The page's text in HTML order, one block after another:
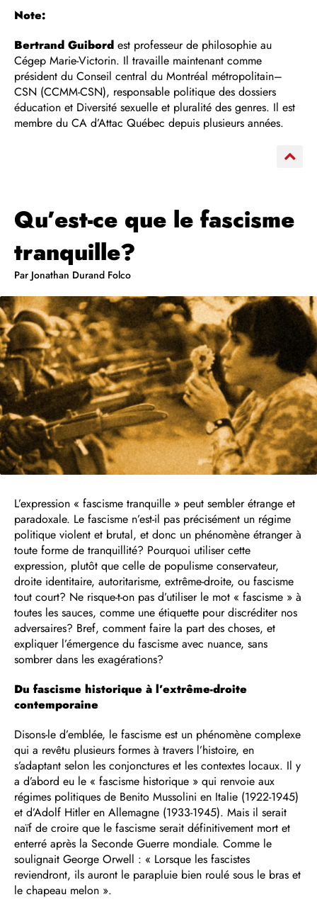
Note:
Bertrand Guibord est professeur de philosophie au
Cégep Marie-Victorin. Il travaille maintenant comme
président du Conseil central du Montréal métropolitain–
CSN (CCMM-CSN), responsable politique des dossiers
éducation et Diversité sexuelle et pluralité des genres. Il est
membre du CA d’Attac Québec depuis plusieurs années.
Qu’est-ce que le fascisme
tranquille?
Par Jonathan Durand Folco
L’expression « fascisme tranquille » peut sembler étrange et
paradoxale. Le fascisme n’est-il pas précisément un régime
politique violent et brutal, et donc un phénomène étranger à
toute forme de tranquillité? Pourquoi utiliser cette
expression, plutôt que celle de populisme conservateur,
droite identitaire, autoritarisme, extrême-droite, ou fascisme
tout court? Ne risque-t-on pas d’utiliser le mot « fascisme » à
toutes les sauces, comme une étiquette pour discréditer nos
adversaires? Bref, comment faire la part des choses, et
expliquer l’émergence du fascisme avec nuance, sans
sombrer dans les exagérations?
Du fascisme historique à l’extrême-droite
contemporaine
Disons-le d’emblée, le fascisme est un phénomène complexe
qui a revêtu plusieurs formes à travers l’histoire, en
s’adaptant selon les conjonctures et les contextes locaux. Il y
a d’abord eu le « fascisme historique » qui renvoie aux
régimes politiques de Benito Mussolini en Italie (1922-1945)
et d’Adolf Hitler en Allemagne (1933-1945). Mais il serait
naïf de croire que le fascisme serait définitivement mort et
enterré après la Seconde Guerre mondiale. Comme le
soulignait George Orwell : « Lorsque les fascistes
reviendront, ils auront le parapluie bien roulé sous le bras et
le chapeau melon ».